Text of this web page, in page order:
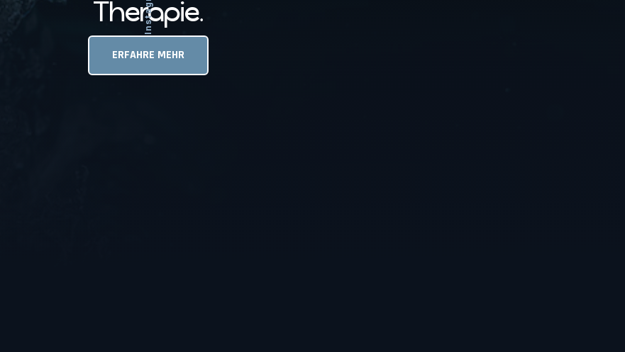
Therapie.
ERFAHRE MEHR